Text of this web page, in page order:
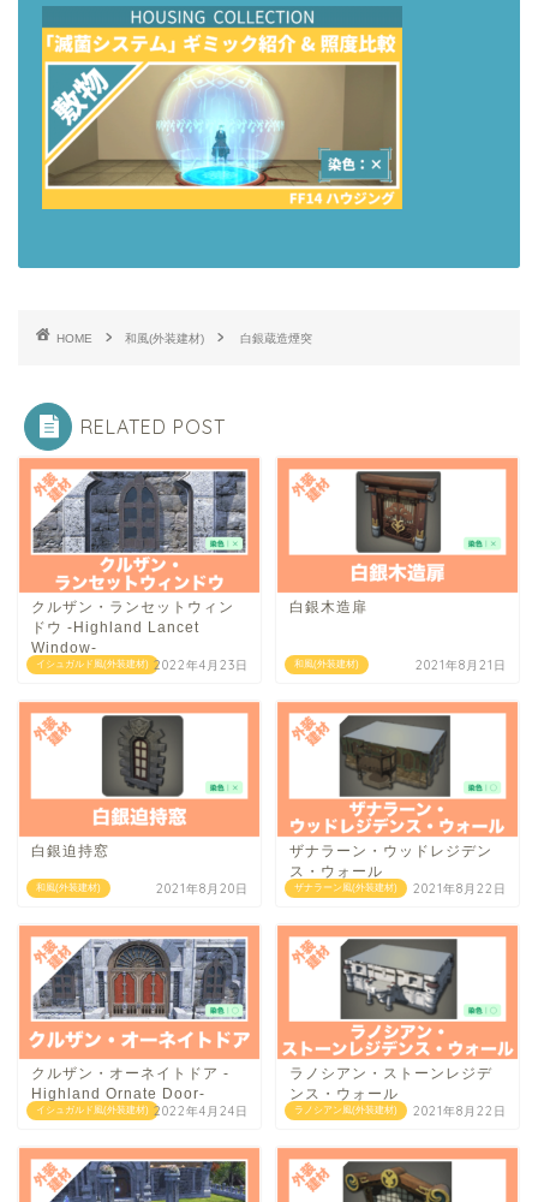
HOME 和風(外装建材) 白銀蔵造煙突
RELATED POST
イシュガルド風(外装建材)
クルザン・ランセットウィン
ドウ -Highland Lancet
Window-
2022年4月23日 和風(外装建材)
白銀木造扉
2021年8月21日
和風(外装建材)
白銀迫持窓
2021年8月20日 ザナラーン風(外装建材)
ザナラーン・ウッドレジデン
ス・ウォール
2021年8月22日
イシュガルド風(外装建材)
クルザン・オーネイトドア -
Highland Ornate Door-
2022年4月24日 ラノシアン風(外装建材)
ラノシアン・ストーンレジデ
ンス・ウォール
2021年8月22日